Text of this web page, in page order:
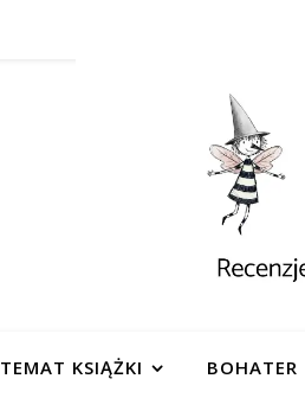
TEMAT KSIĄŻKI BOHATER